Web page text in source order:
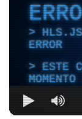
ERROR
ESTE